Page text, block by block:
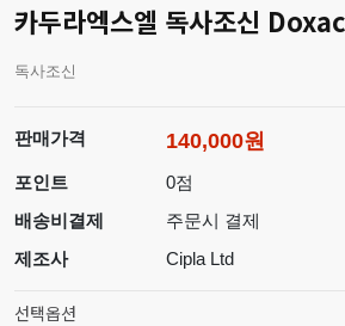
카두라엑스엘 독사조신
독사조신
판매가격 140,000원
포인트
0점
배송비결제
주문시 결제
제조사
Cipla Ltd
선택옵션